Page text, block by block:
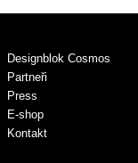
Designblok Cosmos
Partneři
Press
E-shop
Kontakt